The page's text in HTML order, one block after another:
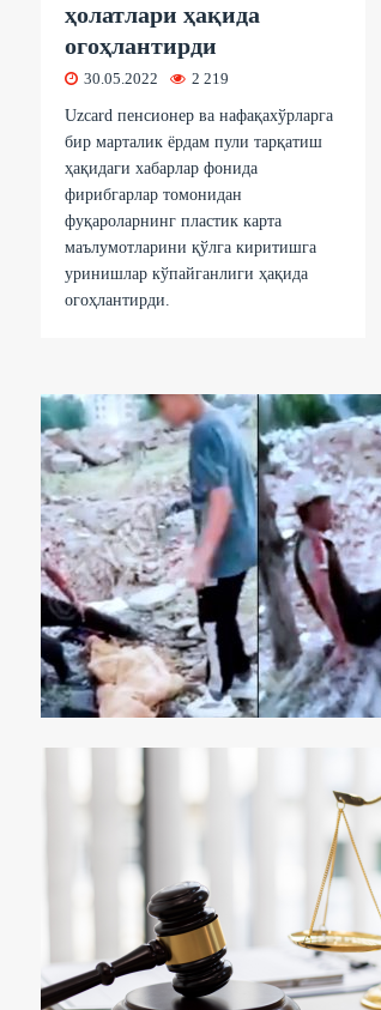
ҳолатлари ҳақида
огоҳлантирди
30.05.2022 2 219
Uzcard пенсионер ва нафақахўрларга
бир марталик ёрдам пули тарқатиш
ҳақидаги хабарлар фонида
фирибгарлар томонидан
фуқароларнинг пластик карта
маълумотларини қўлга киритишга
уринишлар кўпайганлиги ҳақида
огоҳлантирди.